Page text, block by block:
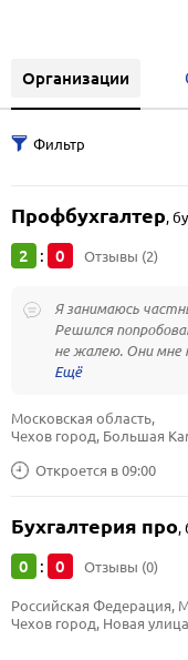
Организации
Профбухгалтер,
2 : 0 Отзывы (2)
Я занимаюсь
Решился
не жалею. Они мне
Откроется в 09:00
Московская область,
Чехов город, Большая
Бухгалтерия про,
0 : 0 Отзывы (0)
Российская Федерация,
Чехов город, Новая